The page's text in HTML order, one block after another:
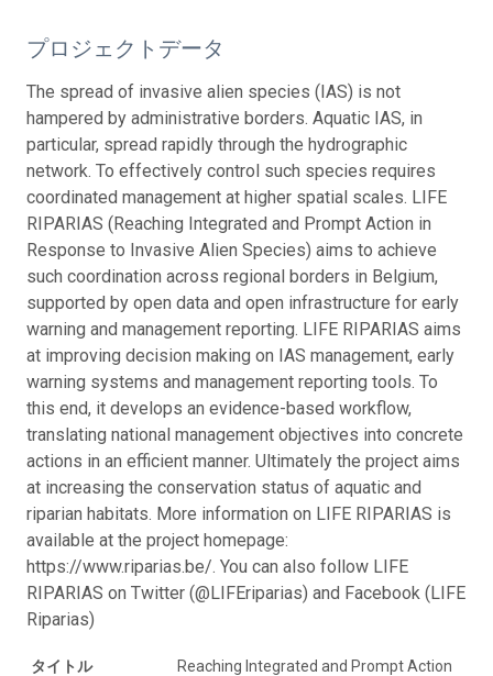
プロジェクトデータ
The spread of invasive alien species (IAS) is not
hampered by administrative borders. Aquatic IAS, in
particular, spread rapidly through the hydrographic
network. To effectively control such species requires
coordinated management at higher spatial scales. LIFE
RIPARIAS (Reaching Integrated and Prompt Action in
Response to Invasive Alien Species) aims to achieve
such coordination across regional borders in Belgium,
supported by open data and open infrastructure for early
warning and management reporting. LIFE RIPARIAS aims
at improving decision making on IAS management, early
warning systems and management reporting tools. To
this end, it develops an evidence-based workflow,
translating national management objectives into concrete
actions in an efficient manner. Ultimately the project aims
at increasing the conservation status of aquatic and
riparian habitats. More information on LIFE RIPARIAS is
available at the project homepage:
https://www.riparias.be/. You can also follow LIFE
RIPARIAS on Twitter (@LIFEriparias) and Facebook (LIFE
Riparias)
タイトル
Reaching Integrated and Prompt Action